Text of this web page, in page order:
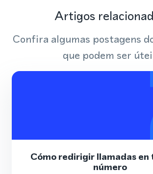
Artigos
Confira algumas postagens
que podem ser
Cómo redirigir llamadas en
número